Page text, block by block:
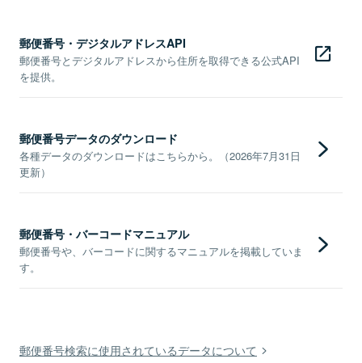
郵便番号・デジタルアドレスAPI
郵便番号とデジタルアドレスから住所を取得できる公式API
を提供。
郵便番号データのダウンロード
各種データのダウンロードはこちらから。（2026年7月31日
更新）
郵便番号・バーコードマニュアル
郵便番号や、バーコードに関するマニュアルを掲載していま
す。
郵便番号検索に使用されているデータについて